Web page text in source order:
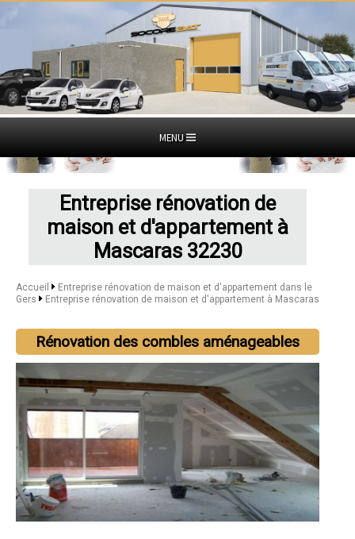
MENU
Entreprise rénovation de
maison et d'appartement à
Mascaras 32230
Accueil
Entreprise rénovation de maison et d'appartement dans le
Gers
Entreprise rénovation de maison et d'appartement à Mascaras
Rénovation des combles aménageables